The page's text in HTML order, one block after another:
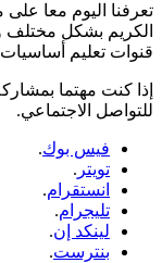
تعرفنا اليوم معا
الكريم بشكل مختلف
قنوات تعليم
إذا كنت مهتما
للتواصل الاجتماعي.
فيس بوك.
تويتر .
انستقرام.
تليجرام.
لينكد إن.
بنترست.